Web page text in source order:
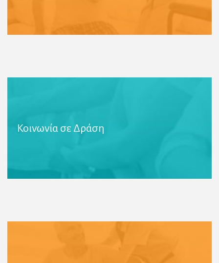
Κοινωνία σε ΔράσηΠερισσότερες Πληροφορίες